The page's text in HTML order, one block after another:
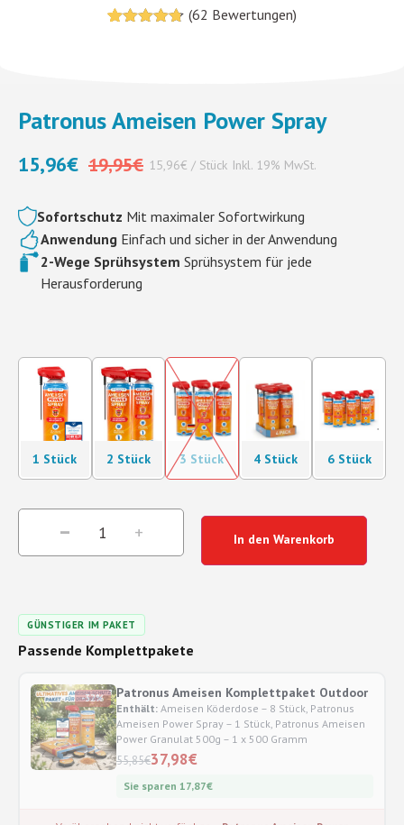
(62 Bewertungen)
Patronus Ameisen Power Spray
15,96€ 19,95€ 15,96€ / Stück Inkl. 19% MwSt.
Sofortschutz Mit maximaler Sofortwirkung
Anwendung Einfach und sicher in der Anwendung
2-Wege Sprühsystem Sprühsystem für jede
Herausforderung
1 Stück 2 Stück 3 Stück 4 Stück 6 Stück
In den Warenkorb
GÜNSTIGER IM PAKET
Passende Komplettpakete
-32% Patronus Ameisen Komplettpaket Outdoor
Enthält: Ameisen Köderdose – 8 Stück, Patronus
Ameisen Power Spray – 1 Stück, Patronus Ameisen
Power Granulat 500g – 1 x 500 Gramm
55,85€37,98€
Sie sparen 17,87€